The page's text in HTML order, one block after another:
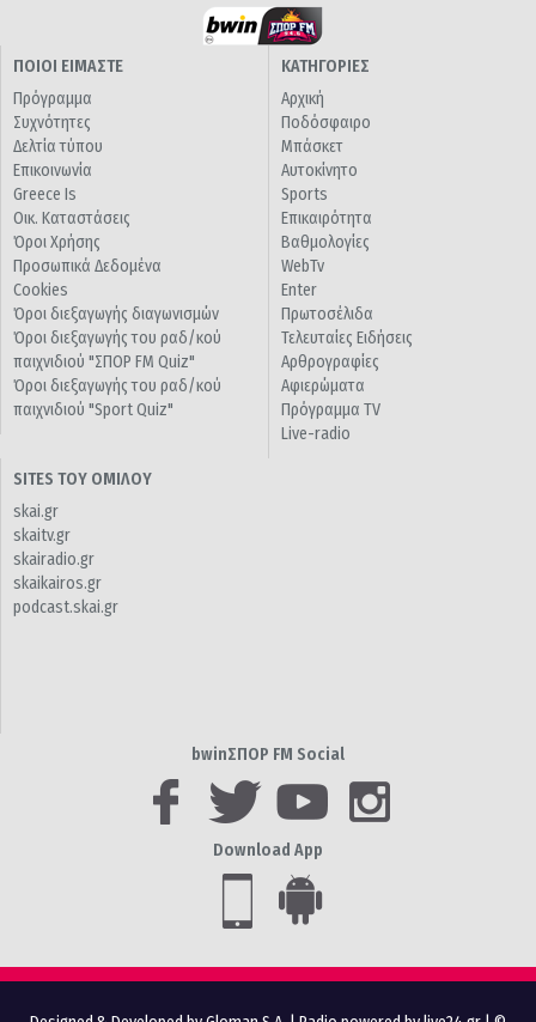
ΠΟΙΟΙ ΕΙΜΑΣΤΕ
Πρόγραμμα
Συχνότητες
Δελτία τύπου
Επικοινωνία
Greece Is
Οικ. Καταστάσεις
Όροι Χρήσης
Προσωπικά Δεδομένα
Cookies
Όροι διεξαγωγής διαγωνισμών
Όροι διεξαγωγής του ραδ/κού
παιχνιδιού "ΣΠΟΡ FM Quiz"
Όροι διεξαγωγής του ραδ/κού
παιχνιδιού "Sport Quiz"
ΚΑΤΗΓΟΡΙΕΣ
Αρχική
Ποδόσφαιρο
Μπάσκετ
Αυτοκίνητο
Sports
Επικαιρότητα
Βαθμολογίες
WebTv
Enter
Πρωτοσέλιδα
Τελευταίες Ειδήσεις
Αρθρογραφίες
Αφιερώματα
Πρόγραμμα TV
Live-radio
SITES ΤΟΥ ΟΜΙΛΟΥ
skai.gr
skaitv.gr
skairadio.gr
skaikairos.gr
podcast.skai.gr
bwinΣΠΟΡ FM Social
Download App